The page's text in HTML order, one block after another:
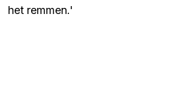
het remmen.'